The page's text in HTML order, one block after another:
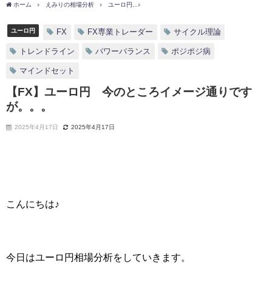
ホーム えみりの相場分析 ユーロ円
ユーロ円 FX FX専業トレーダー サイクル理論
トレンドライン パワーバランス ポジポジ病
マインドセット
【FX】ユーロ円 今のところイメージ通りです
が。。。
2025年4月17日 2025年4月17日
こんにちは♪
今日はユーロ円相場分析をしていきます。